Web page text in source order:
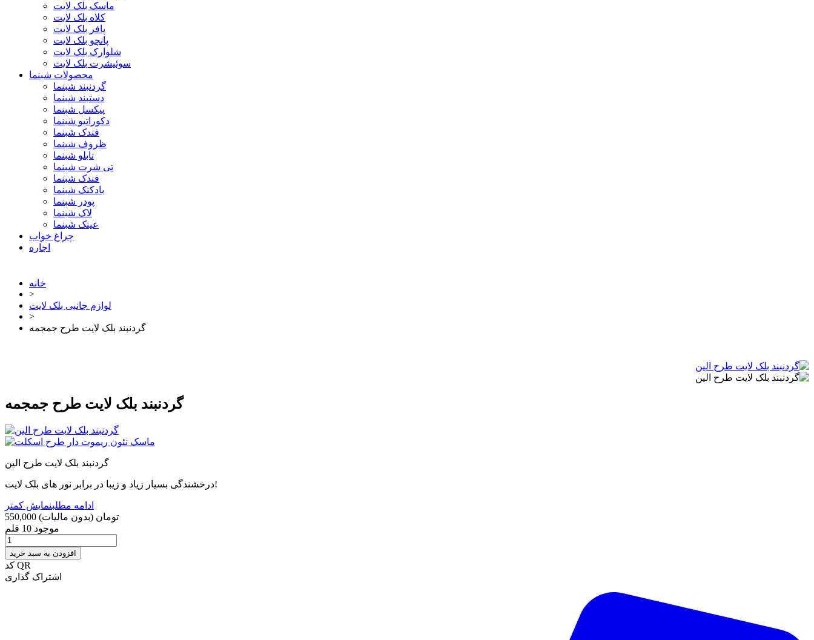
ماسک بلک لایت
کلاه بلک لایت
پافر بلک لایت
پانچو بلک لایت
شلوارک بلک لایت
سوئیشرت بلک لایت
محصولات شبنما
گردنبند شبنما
دستبند شبنما
پیکسل شبنما
دکوراتیو شبنما
فندک شبنما
ظروف شبنما
تابلو شبنما
تی شرت شبنما
فندک شبنما
بادکنک شبنما
پودر شبنما
لاک شبنما
عینک شبنما
چراغ خواب
اجاره
خانه
>
لوازم جانبی بلک لایت
>
گردنبند بلک لایت طرح جمجمه
گردنبند بلک لایت طرح جمجمه
گردنبند بلک لایت طرح الین
درخشندگی بسیار زیاد و زیبا در برابر نور های بلک لایت!
ادامه مطلبنمایش کمتر
550,000 تومان (بدون مالیات)
موجود 10 قلم
افزودن به سبد خرید
کد QR
اشتراک گذاری